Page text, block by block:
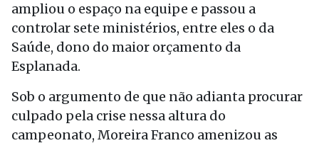
ampliou o espaço na equipe e passou a
controlar sete ministérios, entre eles o da
Saúde, dono do maior orçamento da
Esplanada.
Sob o argumento de que não adianta procurar
culpado pela crise nessa altura do
campeonato, Moreira Franco amenizou as